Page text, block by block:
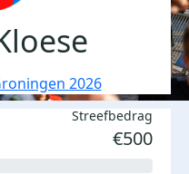
2026
Streefbedrag
€500